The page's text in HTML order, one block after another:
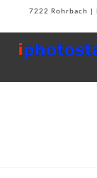
7222 Rohrbach |